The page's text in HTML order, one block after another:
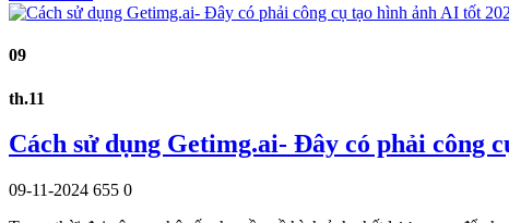
09
th.11
Cách sử dụng Getimg.ai- Đây có phải công
09-11-2024 655 0